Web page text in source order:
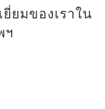
ยี่ยมของเราใน
ฯ